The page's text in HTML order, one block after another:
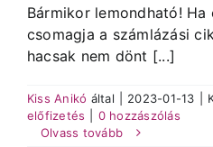
Bármikor lemondható!
csomagja a számlázási
hacsak nem dönt [...]
Kiss Anikó által 2023-01-13
előfizetés
0 hozzászólás
Olvass tovább